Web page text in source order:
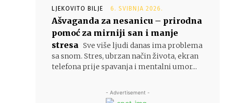
LJEKOVITO BILJE 6. SVIBNJA 2026.
Ašvaganda za nesanicu – prirodna
pomoć za mirniji san i manje
stresa Sve više ljudi danas ima problema
sa snom. Stres, ubrzan način života, ekran
telefona prije spavanja i mentalni umor...
- Advertisement -